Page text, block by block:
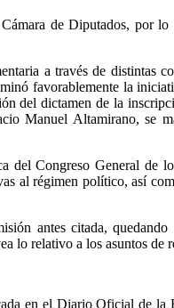
de Diputados, por
a través de distintas
favorablemente la
del dictamen de la
Manuel Altamirano, se
Congreso General de
al régimen político, así
antes citada, quedando
lo relativo a los asuntos de
en el Diario Oficial de la